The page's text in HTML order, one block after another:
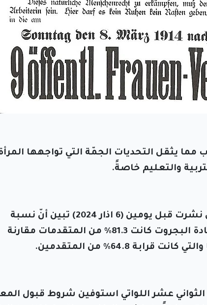
يثقل التحديات الجمّة التي تواجهها
والتعليم خاصةً.
وفق معطيات دائرة الإحصاء المركزية التي نشرت قبل يومين (6 اذار 2024) تبين أنّ نسبة
الطالبات العربيات المستحقات على شهادة البجروت كانت 81.3% من المتقدمات مقارنة
64.8% من المتقدمين.
عشر اللواتي استوفين شروط قبول